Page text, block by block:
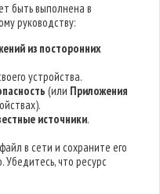
быть выполнена в
руководству:
из посторонних
устройства.
(или Приложения
источники.
в сети и сохраните его
Убедитесь, что ресурс